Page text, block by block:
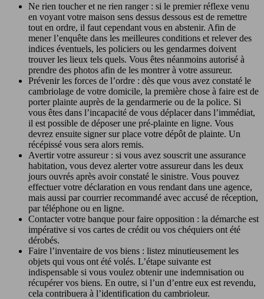
Ne rien toucher et ne rien ranger : si le premier réflexe venu
en voyant votre maison sens dessus dessous est de remettre
tout en ordre, il faut cependant vous en abstenir. Afin de
mener l’enquête dans les meilleures conditions et relever des
indices éventuels, les policiers ou les gendarmes doivent
trouver les lieux tels quels. Vous êtes néanmoins autorisé à
prendre des photos afin de les montrer à votre assureur.
Prévenir les forces de l’ordre : dès que vous avez constaté le
cambriolage de votre domicile, la première chose à faire est de
porter plainte auprès de la gendarmerie ou de la police. Si
vous êtes dans l’incapacité de vous déplacer dans l’immédiat,
il est possible de déposer une pré-plainte en ligne. Vous
devrez ensuite signer sur place votre dépôt de plainte. Un
récépissé vous sera alors remis.
Avertir votre assureur : si vous avez souscrit une assurance
habitation, vous devez alerter votre assureur dans les deux
jours ouvrés après avoir constaté le sinistre. Vous pouvez
effectuer votre déclaration en vous rendant dans une agence,
mais aussi par courrier recommandé avec accusé de réception,
par téléphone ou en ligne.
Contacter votre banque pour faire opposition : la démarche est
impérative si vos cartes de crédit ou vos chéquiers ont été
dérobés.
Faire l’inventaire de vos biens : listez minutieusement les
objets qui vous ont été volés. L’étape suivante est
indispensable si vous voulez obtenir une indemnisation ou
récupérer vos biens. En outre, si l’un d’entre eux est revendu,
cela contribuera à l’identification du cambrioleur.